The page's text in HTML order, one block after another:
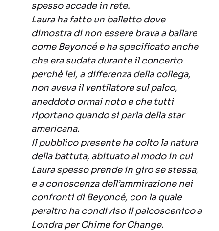
spesso accade in rete.
Laura ha fatto un balletto dove
dimostra di non essere brava a ballare
come Beyoncé e ha specificato anche
che era sudata durante il concerto
perchè lei, a differenza della collega,
non aveva il ventilatore sul palco,
aneddoto ormai noto e che tutti
riportano quando si parla della star
americana.
Il pubblico presente ha colto la natura
della battuta, abituato al modo in cui
Laura spesso prende in giro se stessa,
e a conoscenza dell’ammirazione nei
confronti di Beyoncé, con la quale
peraltro ha condiviso il palcoscenico a
Londra per Chime for Change.